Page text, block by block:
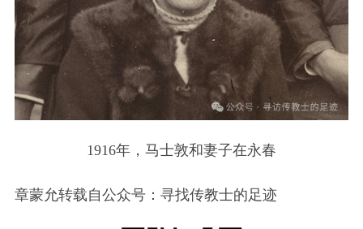
1916年，马士敦和妻子在永春
章蒙允转载自公众号：寻找传教士的足迹